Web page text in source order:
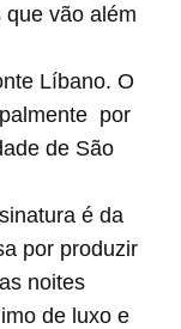
vão além
Líbano. O
por
de São
é da
por produzir
noites
de luxo e